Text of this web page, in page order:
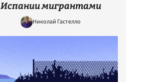
Испании мигрантами
Николай Гастелло